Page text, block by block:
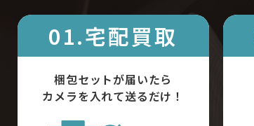
01.宅配買取
梱包セットが届いたら
カメラを入れて送るだけ！